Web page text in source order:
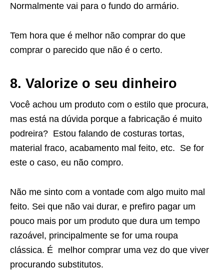
Normalmente vai para o fundo do armário.
Tem hora que é melhor não comprar do que
comprar o parecido que não é o certo.
8. Valorize o seu dinheiro
Você achou um produto com o estilo que procura,
mas está na dúvida porque a fabricação é muito
podreira? Estou falando de costuras tortas,
material fraco, acabamento mal feito, etc. Se for
este o caso, eu não compro.
Não me sinto com a vontade com algo muito mal
feito. Sei que não vai durar, e prefiro pagar um
pouco mais por um produto que dura um tempo
razoável, principalmente se for uma roupa
clássica. É melhor comprar uma vez do que viver
procurando substitutos.